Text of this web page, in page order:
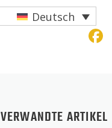
Deutsch
VERWANDTE ARTIKEL